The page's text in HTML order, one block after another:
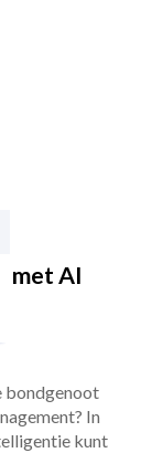
met AI
bondgenoot
In
kunt